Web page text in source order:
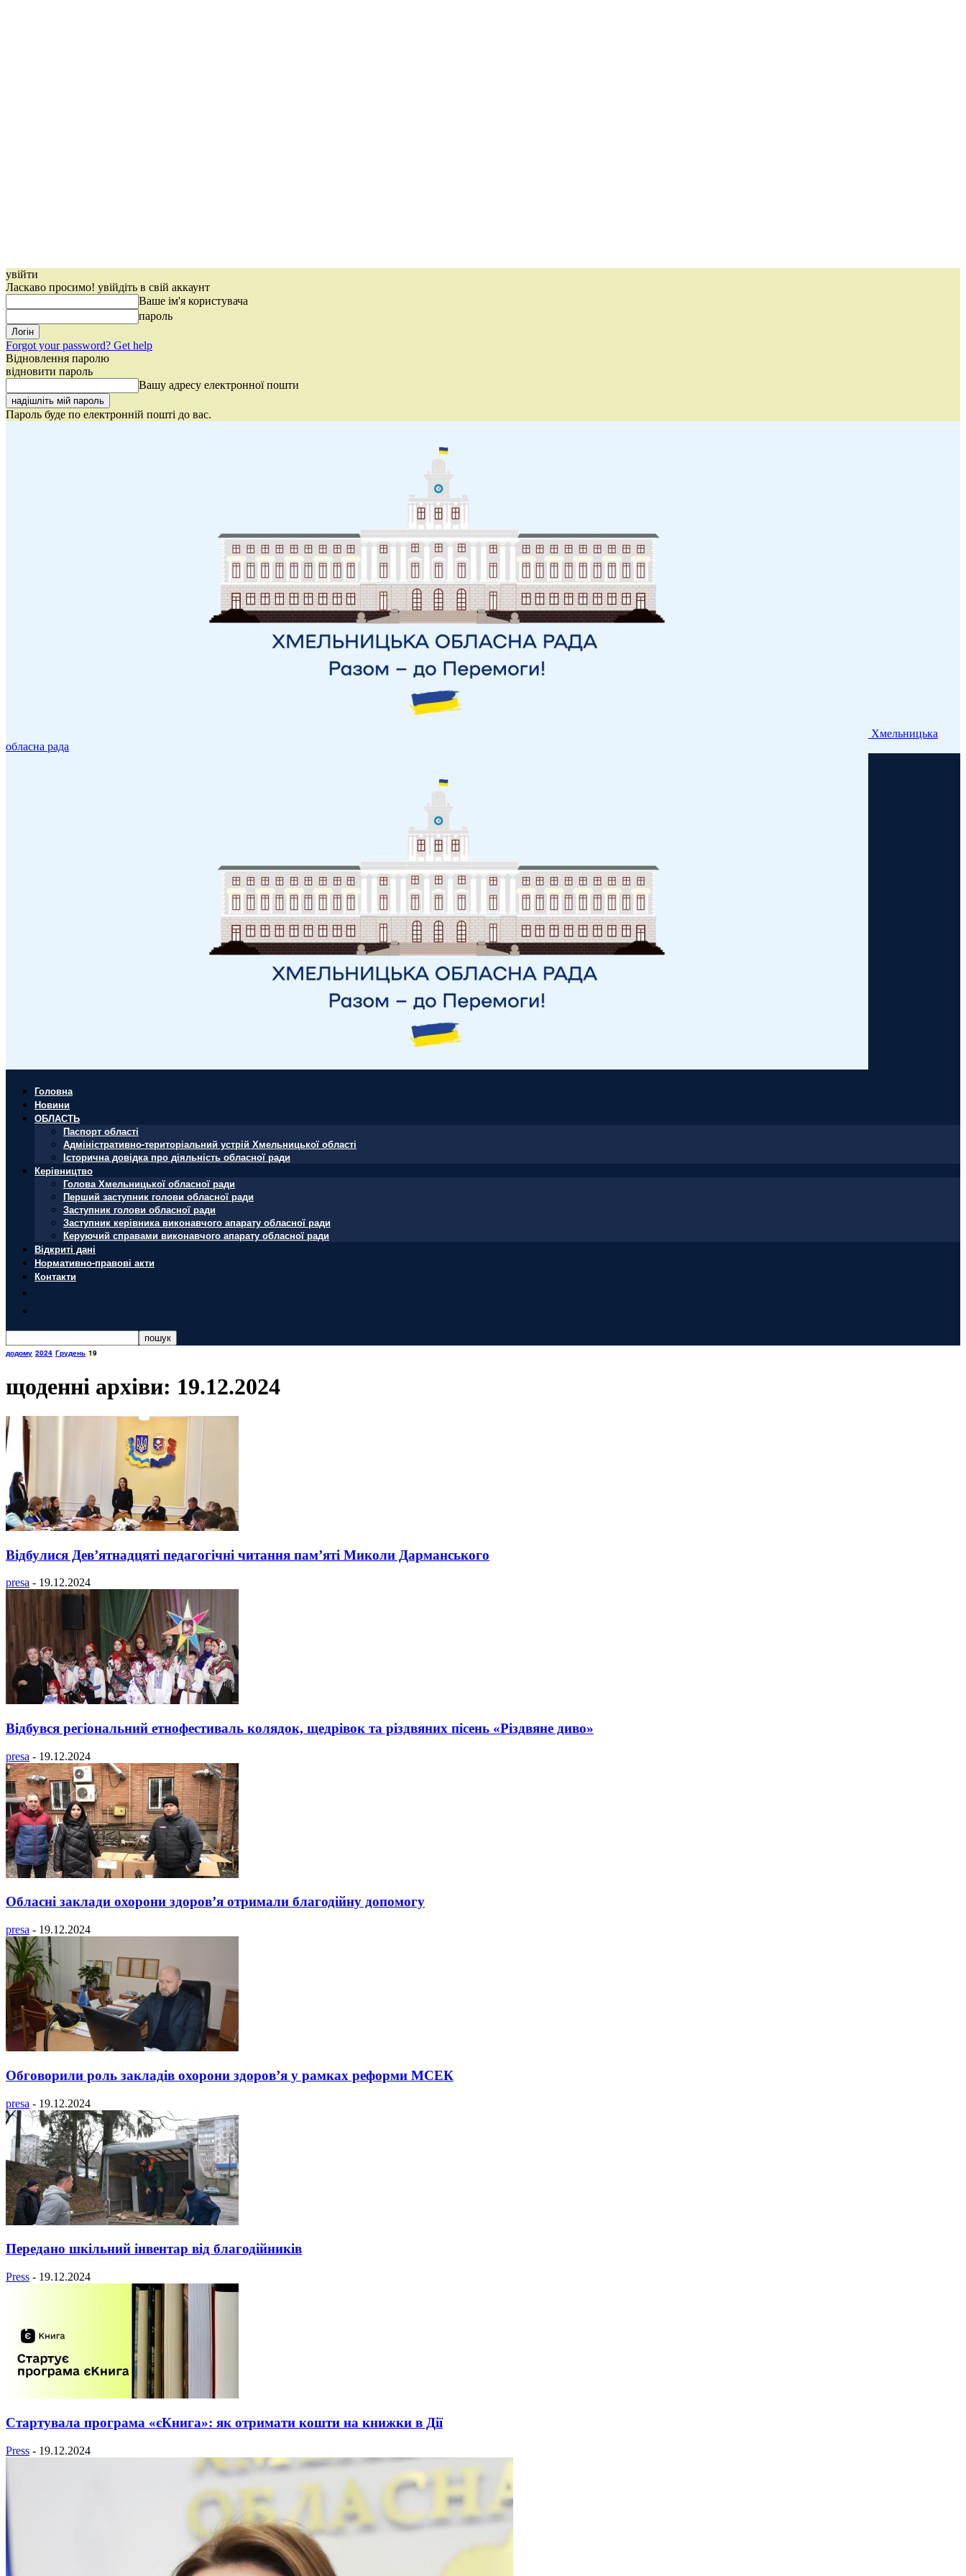
увійти
Ласкаво просимо! увійдіть в свій аккаунт
Ваше ім'я користувача
пароль
Forgot your password? Get help
Відновлення паролю
відновити пароль
Вашу адресу електронної пошти
Пароль буде по електронній пошті до вас.
Хмельницька
обласна рада
Головна
Новини
ОБЛАСТЬ
Паспорт області
Адміністративно-територіальний устрій Хмельницької області
Історична довідка про діяльність обласної ради
Керівництво
Голова Хмельницької обласної ради
Перший заступник голови обласної ради
Заступник голови обласної ради
Заступник керівника виконавчого апарату обласної ради
Керуючий справами виконавчого апарату обласної ради
Відкриті дані
Нормативно-правові акти
Контакти
додому 2024 Грудень 19
щоденні архіви: 19.12.2024
Відбулися Дев’ятнадцяті педагогічні читання пам’яті Миколи Дарманського
presa - 19.12.2024
Відбувся регіональний етнофестиваль колядок, щедрівок та різдвяних пісень «Різдвяне диво»
presa - 19.12.2024
Обласні заклади охорони здоров’я отримали благодійну допомогу
presa - 19.12.2024
Обговорили роль закладів охорони здоров’я у рамках реформи МСЕК
presa - 19.12.2024
Передано шкільний інвентар від благодійників
Press - 19.12.2024
Стартувала програма «єКнига»: як отримати кошти на книжки в Дії
Press - 19.12.2024